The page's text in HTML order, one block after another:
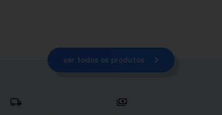
ver todos os produtos